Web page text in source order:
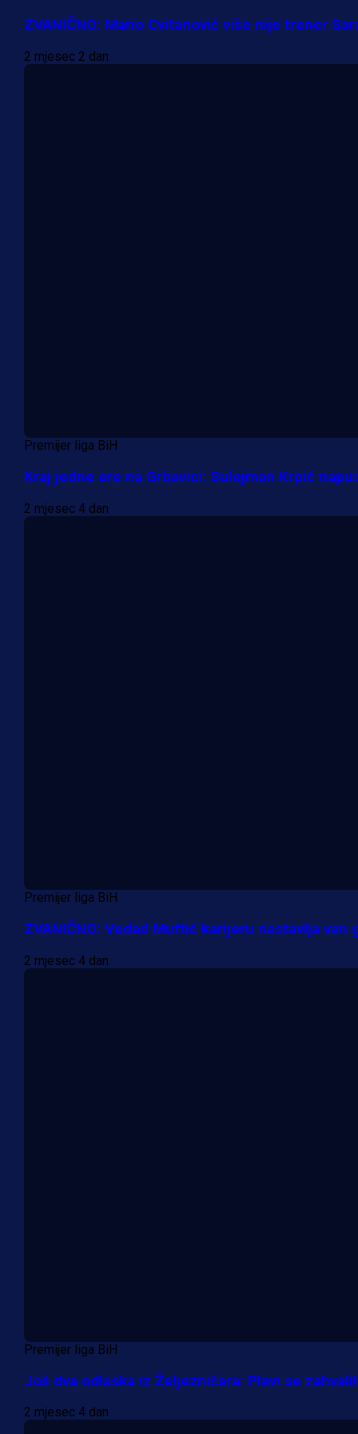
ZVANIČNO: Mario Cvitanović više nije trener
2 mjesec 2 dan
Premijer liga BiH
Kraj jedne ere na Grbavici: Sulejman Krpić
2 mjesec 4 dan
Premijer liga BiH
ZVANIČNO: Vedad Muftić karijeru nastavlja van
2 mjesec 4 dan
Premijer liga BiH
Još dva odlaska iz Željezničara: Plavi se
2 mjesec 4 dan